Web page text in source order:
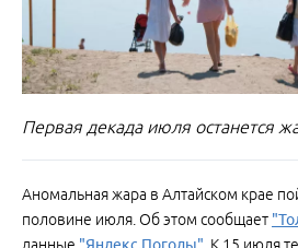
Первая декада июля останется
Аномальная жара в Алтайском крае
половине июля. Об этом сообщает